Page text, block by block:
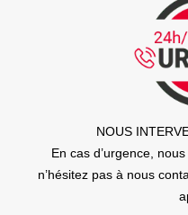
NOUS
En cas d’urgence,
n’hésitez pas à nous